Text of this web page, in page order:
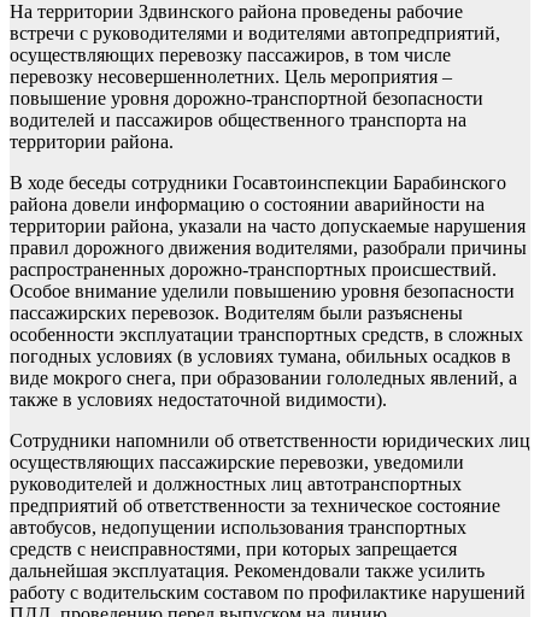
На территории Здвинского района проведены рабочие
встречи с руководителями и водителями автопредприятий,
осуществляющих перевозку пассажиров, в том числе
перевозку несовершеннолетних. Цель мероприятия –
повышение уровня дорожно-транспортной безопасности
водителей и пассажиров общественного транспорта на
территории района.
В ходе беседы сотрудники Госавтоинспекции Барабинского
района довели информацию о состоянии аварийности на
территории района, указали на часто допускаемые нарушения
правил дорожного движения водителями, разобрали причины
распространенных дорожно-транспортных происшествий.
Особое внимание уделили повышению уровня безопасности
пассажирских перевозок. Водителям были разъяснены
особенности эксплуатации транспортных средств, в сложных
погодных условиях (в условиях тумана, обильных осадков в
виде мокрого снега, при образовании гололедных явлений, а
также в условиях недостаточной видимости).
Сотрудники напомнили об ответственности юридических лиц
осуществляющих пассажирские перевозки, уведомили
руководителей и должностных лиц автотранспортных
предприятий об ответственности за техническое состояние
автобусов, недопущении использования транспортных
средств с неисправностями, при которых запрещается
дальнейшая эксплуатация. Рекомендовали также усилить
работу с водительским составом по профилактике нарушений